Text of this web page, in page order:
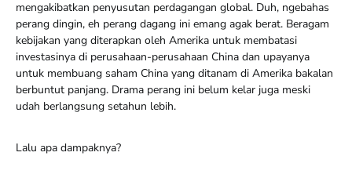
mengakibat­kan penyusutan perdagangan global. Duh, ngebahas
perang dingin, eh perang dagang ini emang agak berat. Beragam
kebijakan yang diterapkan oleh Amerika untuk membatasi
investasinya di perusahaan-perusahaan China dan upayanya
untuk membuang saham China yang ditanam di Amerika bakalan
berbuntut panjang. Drama perang ini belum kelar juga meski
udah berlangsung setahun lebih.
Lalu apa dampaknya?